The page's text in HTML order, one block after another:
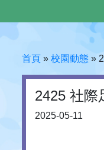
首頁 » 校園動態 »
2425 社際
2025-05-11